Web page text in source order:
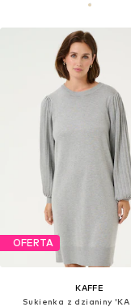
OFERTA
KAFFE
Sukienka z dzianiny 'KA